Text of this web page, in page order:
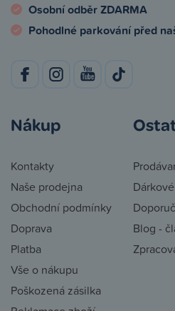
Osobní odběr ZDARMA
Pohodlné parkování před
Nákup
Kontakty
Naše prodejna
Obchodní podmínky
Doprava
Platba
Vše o nákupu
Poškozená zásilka
Blog -